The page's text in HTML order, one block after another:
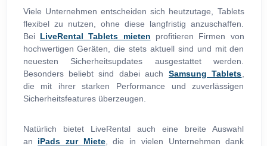
Viele Unternehmen entscheiden sich heutzutage, Tablets
flexibel zu nutzen, ohne diese langfristig anzuschaffen.
Bei LiveRental Tablets mieten profitieren Firmen von
hochwertigen Geräten, die stets aktuell sind und mit den
neuesten Sicherheitsupdates ausgestattet werden.
Besonders beliebt sind dabei auch Samsung Tablets
die mit ihrer starken Performance und zuverlässigen
Sicherheitsfeatures überzeugen.
Natürlich bietet LiveRental auch eine breite Auswahl
an iPads zur Miete, die in vielen Unternehmen dank